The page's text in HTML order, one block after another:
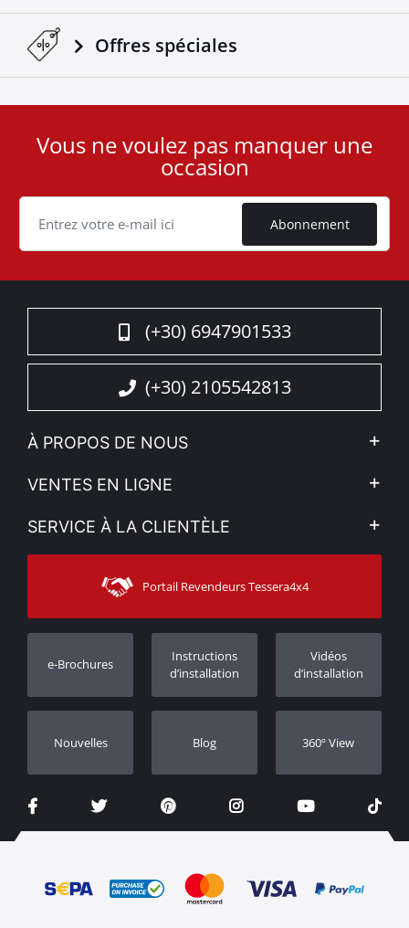
Offres spéciales
User
Cookie
Vous ne voulez pas manquer une
occasion
Abonnement
(+30) 6947901533
(+30) 2105542813
À PROPOS DE NOUS
L'entreprise
Voir nos actualités
Sitemap
VENTES EN LIGNE
Mon compte
Moyens d’expédition
SERVICE À LA CLIENTÈLE
Contacter
Assistance aux clients
Suivi des commandes
Concessionnaires
Portail Revendeurs Tessera4x4
e-Brochures
Instructions
d’installation
Vidéos
d’installation
Nouvelles Blog 360º View